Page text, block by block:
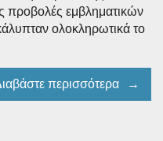
προβολές εμβληματικών
ολοκληρωτικά το
περισσότερα